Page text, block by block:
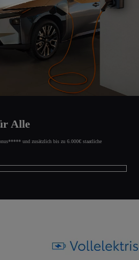
Alle
und zusätzlich bis zu 6.000€ staatliche